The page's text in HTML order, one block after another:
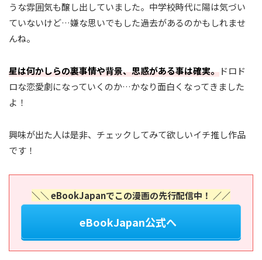
うな雰囲気も醸し出していました。中学校時代に陽は気づい
ていないけど…嫌な思いでもした過去があるのかもしれませ
んね。
星は何かしらの裏事情や背景、思惑がある事は確実。ドロド
ロな恋愛劇になっていくのか…かなり面白くなってきました
よ！
興味が出た人は是非、チェックしてみて欲しいイチ推し作品
です！
＼＼ eBookJapanでこの漫画の先行配信中！ ／／
eBookJapan公式へ